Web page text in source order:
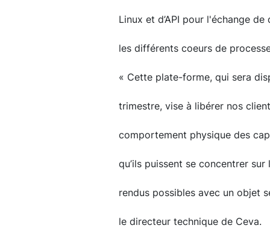
Linux et d’API pour l'échange
les différents coeurs de
« Cette plate-forme, qui sera
trimestre, vise à libérer nos
comportement physique des
qu’ils puissent se concentrer
rendus possibles avec un objet
le directeur technique de Ceva.